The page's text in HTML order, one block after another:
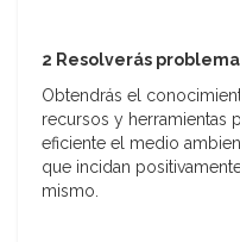
2 Resolverás
Obtendrás el
recursos y herramientas
eficiente el medio
que incidan
mismo.